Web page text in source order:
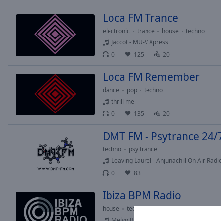
in-
Beginning
Loca FM Trance
electronic trance house
techno
Jaccot - MU-V Xpress
0
125 20
Loca FM Remember
dance pop
techno
thrill me
0
135 20
DMT FM - Psytrance 24/
techno
psy trance
Leaving Laurel - Anjunachill On Air
0
83
Ibiza BPM Radio
house techno
deep house